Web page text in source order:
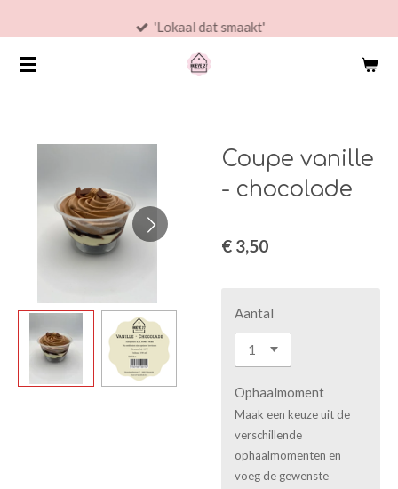
naar
'Lokaal dat smaakt'
Coupe vanille
- chocolade
€ 3,50
Aantal
Ophaalmoment
Maak een keuze uit de
verschillende
ophaalmomenten en
voeg de gewenste